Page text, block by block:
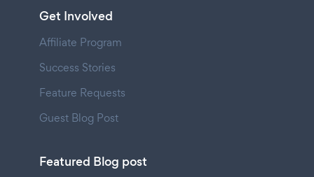
Get Involved
Affiliate Program
Success Stories
Feature Requests
Guest Blog Post
Featured Blog post